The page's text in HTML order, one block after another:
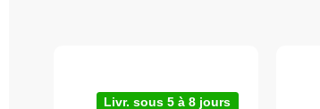
Livr. sous 5 à 8 jours